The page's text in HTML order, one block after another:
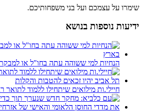
שימרו על עצמכם ועל בני משפחותיכם.
ידיעות נוספות בנושא
הנחיות למי ששוהה עתה בחו"ל או
חיילי.ות מילואים שיתחילו ללמוד לתואר